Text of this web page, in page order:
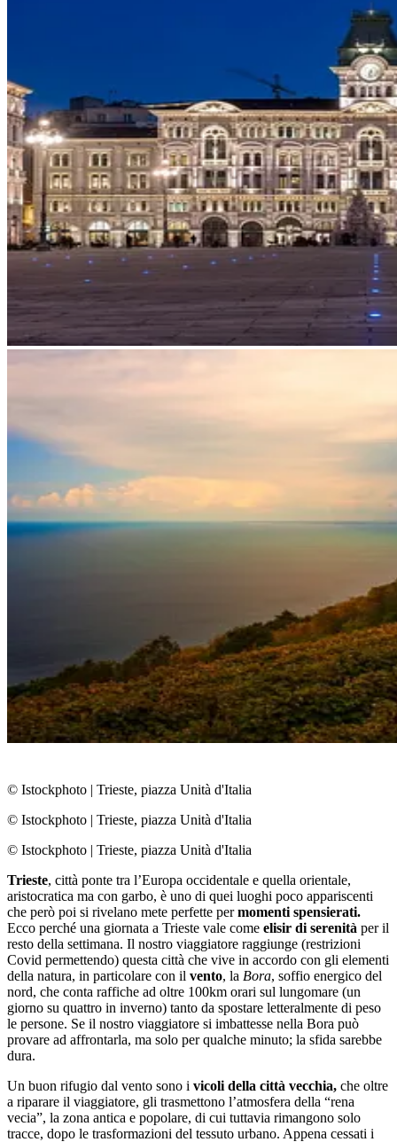
© Istockphoto | Trieste, piazza Unità d'Italia
© Istockphoto | Trieste, piazza Unità d'Italia
© Istockphoto | Trieste, piazza Unità d'Italia
Trieste, città ponte tra l’Europa occidentale e quella orientale,
aristocratica ma con garbo, è uno di quei luoghi poco appariscenti
che però poi si rivelano mete perfette permomenti spensierati.
Ecco perché una giornata a Trieste vale come elisir di serenità per il
resto della settimana. Il nostro viaggiatore raggiunge (restrizioni
Covid permettendo) questa città che vive in accordo con gli elementi
della natura, in particolare con il vento, la Bora, soffio energico del
nord, che conta raffiche ad oltre 100km orari sul lungomare (un
giorno su quattro in inverno) tanto da spostare letteralmente di peso
le persone. Se il nostro viaggiatore si imbattesse nella Bora può
provare ad affrontarla, ma solo per qualche minuto; la sfida sarebbe
dura.
Un buon rifugio dal vento sono i vicoli della città vecchia, che oltre
a riparare il viaggiatore, gli trasmettono l’atmosfera della “rena
vecia”, la zona antica e popolare, di cui tuttavia rimangono solo
tracce, dopo le trasformazioni del tessuto urbano. Appena cessati i